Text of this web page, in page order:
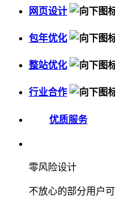
网页设计
包年优化
整站优化
行业合作
优质服务
零风险设计
不放心的部分用户